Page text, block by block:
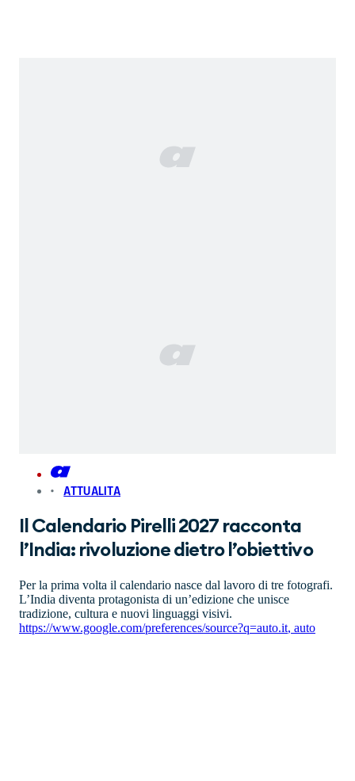
ATTUALITA
Il Calendario Pirelli 2027 racconta
l’India: rivoluzione dietro l’obiettivo
Per la prima volta il calendario nasce dal lavoro di tre fotografi.
L’India diventa protagonista di un’edizione che unisce
tradizione, cultura e nuovi linguaggi visivi.
https://www.google.com/preferences/source?q=auto.it, auto